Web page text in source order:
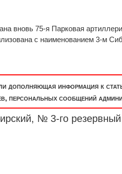
вновь 75-я Парковая
с наименованием 3-м
дополняющая информация к
персональных сообщений
№ 3-го